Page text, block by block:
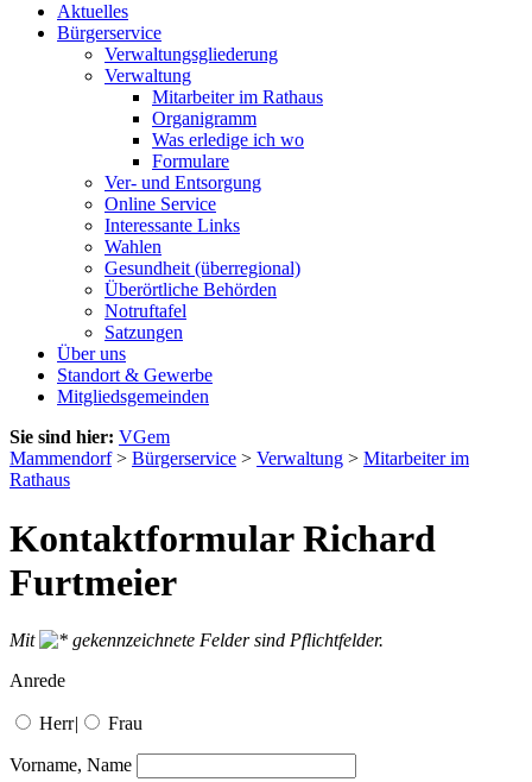
Aktuelles
Bürgerservice
Verwaltungsgliederung
Verwaltung
Mitarbeiter im Rathaus
Organigramm
Was erledige ich wo
Formulare
Ver- und Entsorgung
Online Service
Interessante Links
Wahlen
Gesundheit (überregional)
Überörtliche Behörden
Notruftafel
Satzungen
Über uns
Standort & Gewerbe
Mitgliedsgemeinden
Sie sind hier: VGem
Mammendorf> Bürgerservice > Verwaltung > Mitarbeiter im
Rathaus
Kontaktformular Richard
Furtmeier
Mit
gekennzeichnete Felder sind Pflichtfelder.
Anrede
Herr| Frau
Vorname, Name